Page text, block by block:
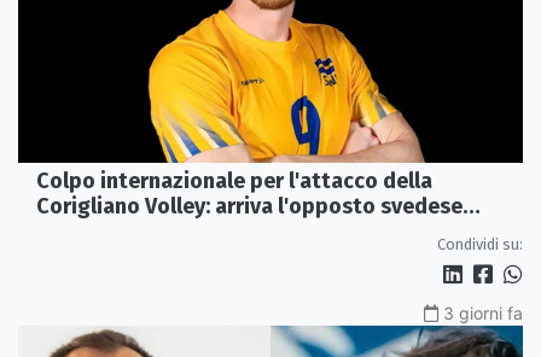
Colpo internazionale per l'attacco della
Corigliano Volley: arriva l'opposto svedese
Condividi su:
3 giorni fa